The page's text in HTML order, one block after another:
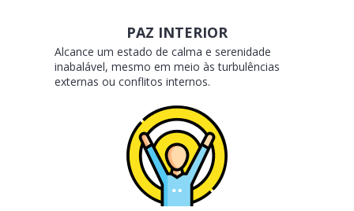
PAZ INTERIOR
Alcance um estado de calma e serenidade
inabalável, mesmo em meio às turbulências
externas ou conflitos internos.